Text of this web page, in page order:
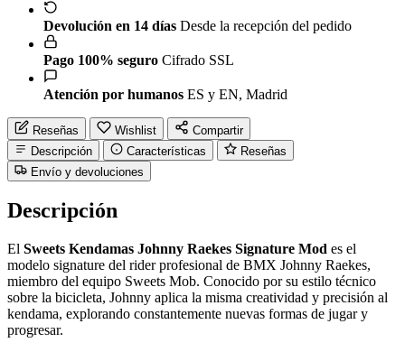
Devolución en 14 días Desde la recepción del pedido
Pago 100% seguro Cifrado SSL
Atención por humanos ES y EN, Madrid
Reseñas Wishlist
Compartir
Descripción
Características
Reseñas
Envío y devoluciones
Descripción
El Sweets Kendamas Johnny Raekes Signature Mod es el
modelo signature del rider profesional de BMX Johnny Raekes,
miembro del equipo Sweets Mob. Conocido por su estilo técnico
sobre la bicicleta, Johnny aplica la misma creatividad y precisión al
kendama, explorando constantemente nuevas formas de jugar y
progresar.